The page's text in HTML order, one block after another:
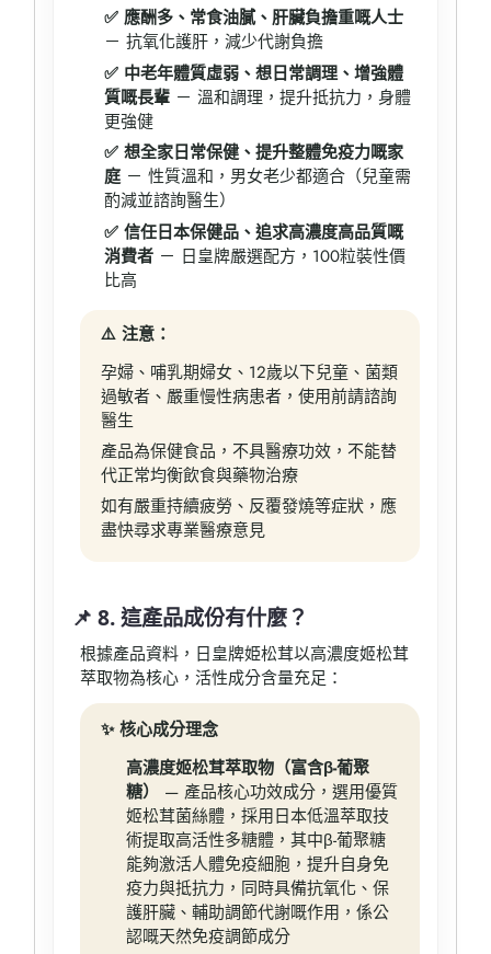
✅ 應酬多、常食油膩、肝臟負擔重嘅人士
－ 抗氧化護肝，減少代謝負擔
✅ 中老年體質虛弱、想日常調理、增強體
質嘅長輩 － 溫和調理，提升抵抗力，身體
更強健
✅ 想全家日常保健、提升整體免疫力嘅家
庭－ 性質溫和，男女老少都適合（兒童需
酌減並諮詢醫生）
✅ 信任日本保健品、追求高濃度高品質嘅
消費者 － 日皇牌嚴選配方，100粒裝性價
比高
⚠️ 注意：
孕婦、哺乳期婦女、12歲以下兒童、菌類
過敏者、嚴重慢性病患者，使用前請諮詢
醫生
產品為保健食品，不具醫療功效，不能替
代正常均衡飲食與藥物治療
如有嚴重持續疲勞、反覆發燒等症狀，應
盡快尋求專業醫療意見
📌 8. 這產品成份有什麼？
根據產品資料，日皇牌姫松茸以高濃度姬松茸
萃取物為核心，活性成分含量充足：
✨ 核心成分理念
高濃度姬松茸萃取物（富含β-葡聚
糖）
— 產品核心功效成分，選用優質
姬松茸菌絲體，採用日本低溫萃取技
術提取高活性多糖體，其中β-葡聚糖
能夠激活人體免疫細胞，提升自身免
疫力與抵抗力，同時具備抗氧化、保
護肝臟、輔助調節代謝嘅作用，係公
認嘅天然免疫調節成分